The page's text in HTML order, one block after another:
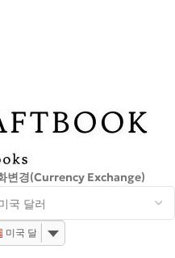
변경(Currency Exchange)
미국 달러